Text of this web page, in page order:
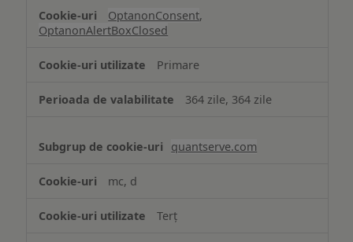
OptanonConsent,
OptanonAlertBoxClosed
Primare
364 zile, 364 zile
quantserve.com
mc, d
Terț